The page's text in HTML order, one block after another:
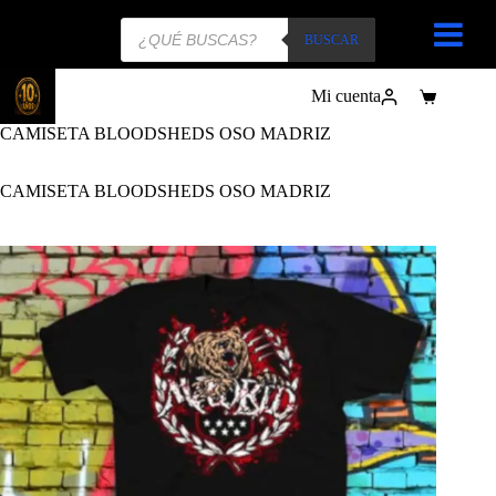
Búsqueda
BUSCAR
Mi cuenta
Carro
CAMISETA BLOODSHEDS OSO MADRIZ
CAMISETA BLOODSHEDS OSO MADRIZ